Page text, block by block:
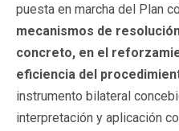
puesta en marcha del Plan
mecanismos de
concreto, en el
eficiencia del
instrumento bilateral
interpretación y aplicación